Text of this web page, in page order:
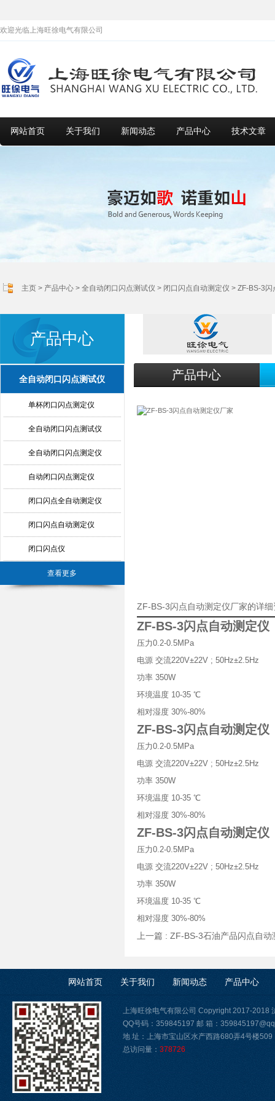
欢迎光临上海旺徐电气有限公司
网站首页 关于我们 新闻动态 产品中心 技术文章
主页 > 产品中心 > 全自动闭口闪点测试仪 > 闭口闪点自动测定仪 > ZF-BS-3闪
产品中心
全自动闭口闪点测试仪
单杯闭口闪点测定仪
全自动闭口闪点测试仪
全自动闭口闪点测定仪
自动闭口闪点测定仪
闭口闪点全自动测定仪
闭口闪点自动测定仪
闭口闪点仪
查看更多
产品中心
ZF-BS-3闪点自动测定仪厂家的详
ZF-BS-3闪点自动测定仪
压力0.2-0.5MPa
电源 交流220V±22V ; 50Hz±2.5Hz
功率 350W
环境温度 10-35 ℃
相对湿度 30%-80%
ZF-BS-3闪点自动测定仪
压力0.2-0.5MPa
电源 交流220V±22V ; 50Hz±2.5Hz
功率 350W
环境温度 10-35 ℃
相对湿度 30%-80%
ZF-BS-3闪点自动测定仪
压力0.2-0.5MPa
电源 交流220V±22V ; 50Hz±2.5Hz
功率 350W
环境温度 10-35 ℃
相对湿度 30%-80%
上一篇 : ZF-BS-3石油产品闪点自动
网站首页 关于我们 新闻动态 产品中心
上海旺徐电气有限公司 Copyright 2017-2018
QQ号码：359845197 邮 箱：
地 址：上海市宝山区水产西路680弄4号楼509
总访问量： 378726